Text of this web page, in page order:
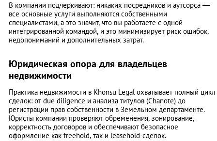
В компании подчеркивают: никаких посредников и аутсорса —
все основные услуги выполняются собственными
специалистами, а это значит, что вы работаете с одной
интегрированной командой, и это минимизирует риск ошибок,
недопониманий и дополнительных затрат.
Юридическая опора для владельцев
недвижимости
Практика недвижимости в Khonsu Legal охватывает полный цикл
сделок: от due diligence и анализа титулов (Chanote) до
регистрации прав собственности в Земельном департаменте.
Юристы компании проверяют обременения, зонирование,
корректность договоров и обеспечивают безопасное
оформление как freehold, так и leasehold-сделок.